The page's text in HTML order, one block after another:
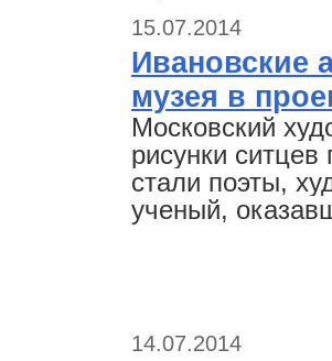
15.07.2014
Ивановские
музея в
Московский
рисунки ситцев
стали поэты,
ученый,
14.07.2014